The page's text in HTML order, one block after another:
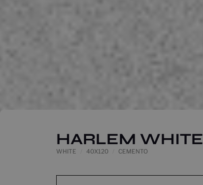
HARLEM WHITE
WHITE 40X120 CEMENTO